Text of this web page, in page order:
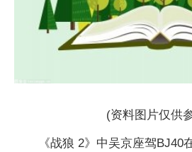
(资料图片仅供
《战狼 2》中吴京座驾BJ40